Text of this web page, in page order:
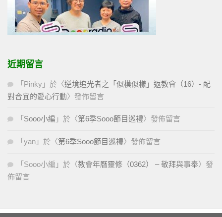
近期留言
「 Pinky 」於〈逆境追光者之「似模似樣」返教會（16）- 配
對合宜的愛心行動〉發佈留言
「 Sooo小編 」於〈第6季Sooo節目巡禮〉發佈留言
「 yan 」於〈第6季Sooo節目巡禮〉發佈留言
「 Sooo小編 」於〈教會年曆靈修（0362） – 敬拜與事奉〉發
佈留言